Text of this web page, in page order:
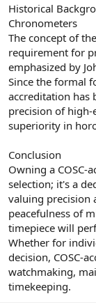
Historical
Chronometers
The concept of
requirement for
emphasized by
Since the formal
accreditation has
precision of
superiority in
Conclusion
Owning a COSC-
selection; it's a
valuing precision
peacefulness of
timepiece will
Whether for
decision, COSC-
watchmaking,
timekeeping.